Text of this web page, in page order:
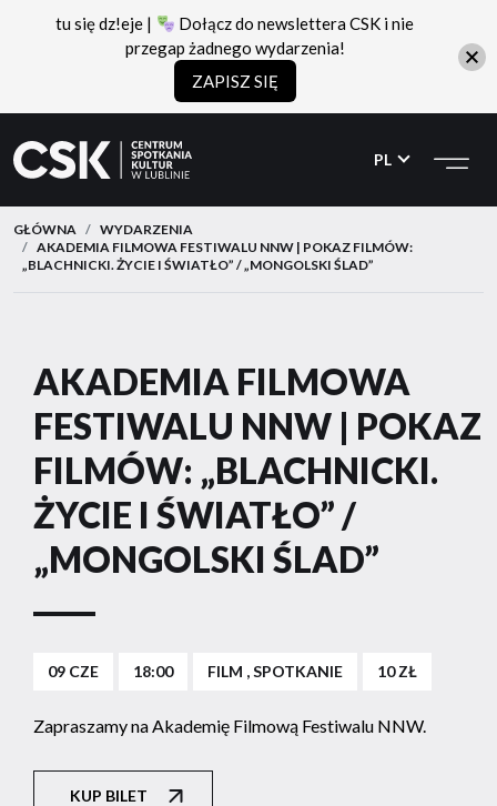
CSK
do
menu
do
treści
PL
GŁÓWNA
WYDARZENIA
AKADEMIA FILMOWA FESTIWALU NNW | POKAZ FILMÓW:
„BLACHNICKI. ŻYCIE I ŚWIATŁO” / „MONGOLSKI ŚLAD”
AKADEMIA FILMOWA
FESTIWALU NNW | POKAZ
FILMÓW: „BLACHNICKI.
ŻYCIE I ŚWIATŁO” /
„MONGOLSKI ŚLAD”
09 CZE 18:00 FILM , SPOTKANIE 10 ZŁ
Zapraszamy na Akademię Filmową Festiwalu NNW.
KUP BILET
tu się dz!eje |
Dołącz do newslettera CSK i nie
przegap żadnego wydarzenia!
ZAPISZ SIĘ